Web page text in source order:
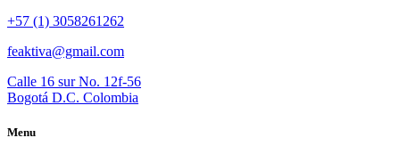
+57 (1) 3058261262
feaktiva@gmail.com
Calle 16 sur No. 12f-56
Bogotá D.C. Colombia
Menu